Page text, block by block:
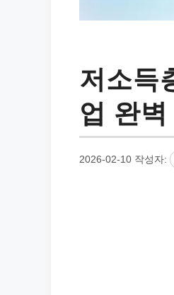
저소득
업 완
2026-02-10 작성자: